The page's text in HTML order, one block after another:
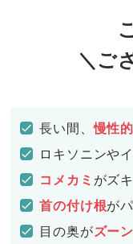
＼ご
長い間、慢性
ロキソニンや
コメカミ がズ
首の付け根が
目の奥がズー